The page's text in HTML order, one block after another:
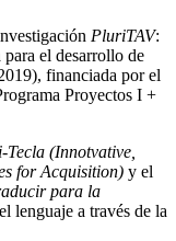
PluriTAV:
el desarrollo de
financiada por el
Proyectos I +
i-Tecla (Innotvative,
for Acquisition) y el
para la
lenguaje a través de la